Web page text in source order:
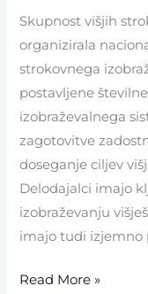
Skupnost višjih
organizirala
strokovnega
postavljene
izobraževalnega
zagotovitve
doseganje ciljev
Delodajalci imajo
izobraževanju
imajo tudi izjemno
Read More »